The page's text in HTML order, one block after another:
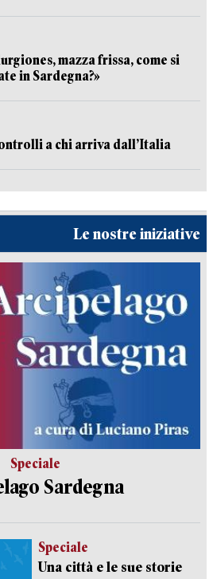
mazza frissa, come si
in Sardegna?»
a chi arriva dall’Italia
Le nostre iniziative
Speciale
Sardegna
Speciale
Una città e le sue storie